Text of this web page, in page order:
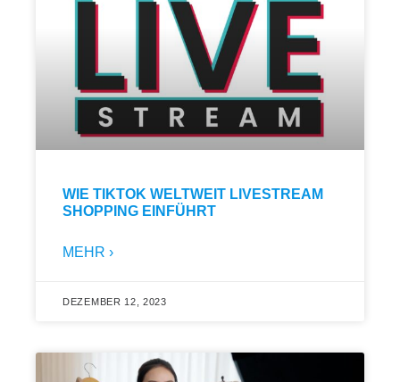
WIE TIKTOK WELTWEIT LIVESTREAM
SHOPPING EINFÜHRT
MEHR ›
DEZEMBER 12, 2023